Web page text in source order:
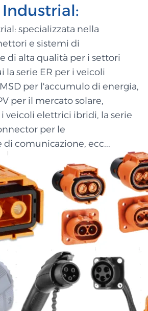
specializzata nella
e sistemi di
di alta qualità per i settori
la serie ER per i veicoli
per l'accumulo di energia,
per il mercato solare,
veicoli elettrici ibridi, la serie
per le
comunicazione, ecc...